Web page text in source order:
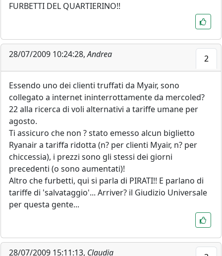
FURBETTI DEL QUARTIERINO!!
28/07/2009 10:24:28,Andrea 2
Essendo uno dei clienti truffati da Myair, sono
collegato a internet ininterrottamente da mercoled?
22 alla ricerca di voli alternativi a tariffe umane per
agosto.
Ti assicuro che non ? stato emesso alcun biglietto
Ryanair a tariffa ridotta (n? per clienti Myair, n? per
chiccessia), i prezzi sono gli stessi dei giorni
precedenti (o sono aumentati)!
Altro che furbetti, qui si parla di PIRATI!! E parlano di
tariffe di 'salvataggio'... Arriver? il Giudizio Universale
per questa gente...
28/07/2009 15:11:13, Claudia